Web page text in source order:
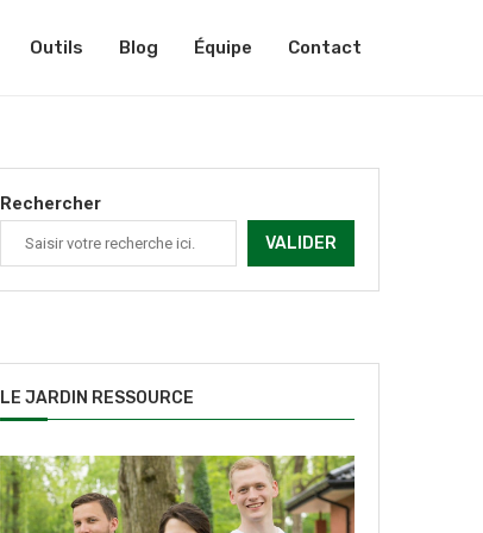
Outils Blog Équipe Contact
Rechercher
VALIDER
LE JARDIN RESSOURCE